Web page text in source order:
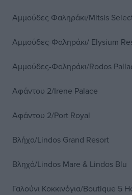
Αμμούδες Φαληράκι/Mitsis
Αμμούδες-Φαληράκι/ Elysium
Αμμούδες-Φαληράκι/Rodos
Αφάντου 2/Irene Palace
Αφάντου 2/Port Royal
Βλήχα/Lindos Grand Resort
Βληχά/Lindos Mare & Lindos Blu
Γαλούνι Κοκκινόγια/Boutique 5